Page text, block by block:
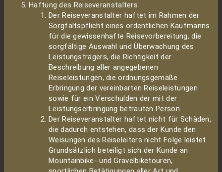
Haftung des Reiseveranstalters
Der Reiseveranstalter haftet im Rahmen der
Sorgfaltspflicht eines ordentlichen Kaufmanns
für die gewissenhafte Reisevorbereitung, die
sorgfältige Auswahl und Überwachung des
Leistungsträgers, die Richtigkeit der
Beschreibung aller angegebenen
Reiseleistungen, die ordnungsgemäße
Erbringung der vereinbarten Reiseleistungen
sowie für ein Verschulden der mit der
Leistungserbringung betrauten Person.
Der Reiseveranstalter haftet nicht für Schäden,
die dadurch entstehen, dass der Kunde den
Weisungen des Reiseleiters nicht Folge leistet.
Grundsätzlich beteiligt sich der Kunde an
Mountainbike- und Gravelbiketouren,